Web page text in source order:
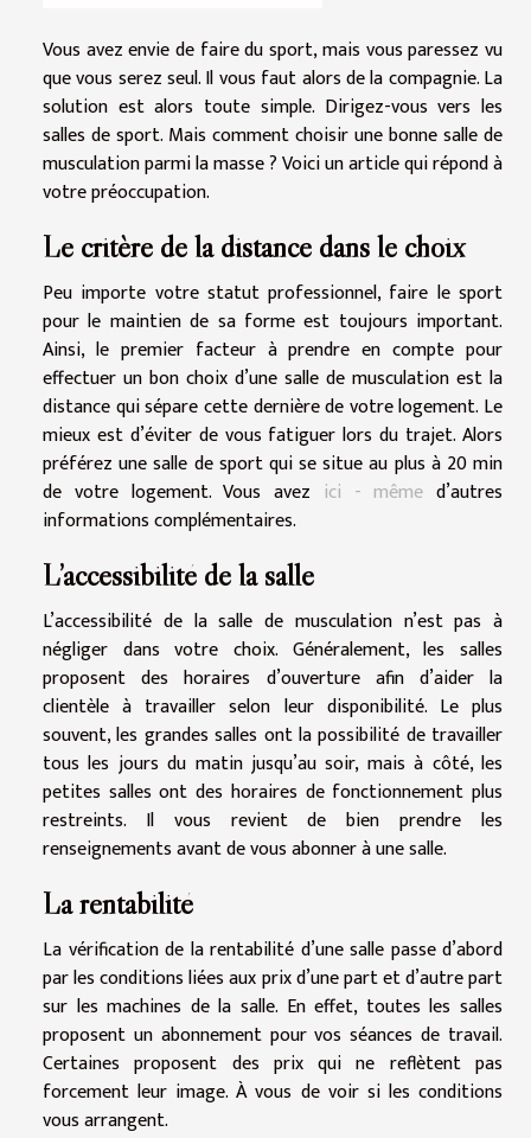
Vous avez envie de faire du sport, mais vous paressez vu
que vous serez seul. Il vous faut alors de la compagnie. La
solution est alors toute simple. Dirigez-vous vers les
salles de sport. Mais comment choisir une bonne salle de
musculation parmi la masse ? Voici un article qui répond à
votre préoccupation.
Le critère de la distance dans le choix
Peu importe votre statut professionnel, faire le sport
pour le maintien de sa forme est toujours important.
Ainsi, le premier facteur à prendre en compte pour
effectuer un bon choix d’une salle de musculation est la
distance qui sépare cette dernière de votre logement. Le
mieux est d’éviter de vous fatiguer lors du trajet. Alors
préférez une salle de sport qui se situe au plus à 20 min
de votre logement. Vous avez ici - même d’autres
informations complémentaires.
L’accessibilité de la salle
L’accessibilité de la salle de musculation n’est pas à
négliger dans votre choix. Généralement, les salles
proposent des horaires d’ouverture afin d’aider la
clientèle à travailler selon leur disponibilité. Le plus
souvent, les grandes salles ont la possibilité de travailler
tous les jours du matin jusqu’au soir, mais à côté, les
petites salles ont des horaires de fonctionnement plus
restreints. Il vous revient de bien prendre les
renseignements avant de vous abonner à une salle.
La rentabilité
La vérification de la rentabilité d’une salle passe d’abord
par les conditions liées aux prix d’une part et d’autre part
sur les machines de la salle. En effet, toutes les salles
proposent un abonnement pour vos séances de travail.
Certaines proposent des prix qui ne reflètent pas
forcement leur image. À vous de voir si les conditions
vous arrangent.